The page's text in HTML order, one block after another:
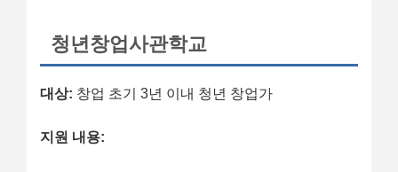
청년창업사관학교
대상: 창업 초기 3년 이내 청년 창업가
지원 내용: